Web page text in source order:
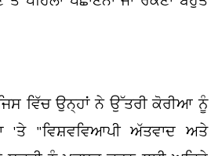
ਵਿੱਚ ਉਨ੍ਹਾਂ ਨੇ ਉੱਤਰੀ ਕੋਰੀਆ ਨੂੰ
'ਤੇ "ਵਿਸ਼ਵਵਿਆਪੀ ਅੱਤਵਾਦ ਅਤੇ